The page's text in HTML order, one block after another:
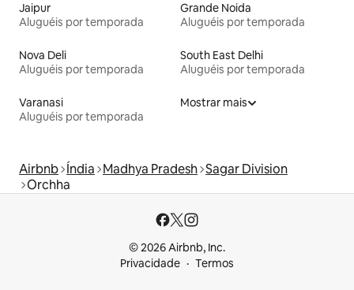
Jaipur
Aluguéis por temporada
Grande Noida
Aluguéis por temporada
Nova Deli
Aluguéis por temporada
South East Delhi
Aluguéis por temporada
Varanasi
Aluguéis por temporada
Mostrar mais
Airbnb Índia Madhya Pradesh Sagar Division
Orchha
© 2026 Airbnb, Inc.
Privacidade
Termos